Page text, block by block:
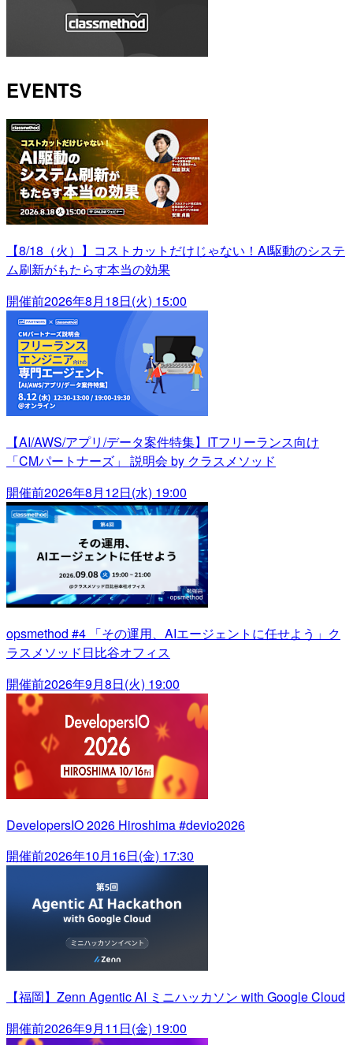
EVENTS
【8/18（火）】コストカットだけじゃない！AI駆動のシステ
ム刷新がもたらす本当の効果
開催前2026年8月18日(火) 15:00
【AI/AWS/アプリ/データ案件特集】ITフリーランス向け
「CMパートナーズ」 説明会 by クラスメソッド
開催前2026年8月12日(水) 19:00
opsmethod #4 「その運用、AIエージェントに任せよう」ク
ラスメソッド日比谷オフィス
開催前2026年9月8日(火) 19:00
DevelopersIO 2026 Hiroshima #devio2026
開催前2026年10月16日(金) 17:30
【福岡】Zenn Agentic AI ミニハッカソン with Google Cloud
開催前2026年9月11日(金) 19:00